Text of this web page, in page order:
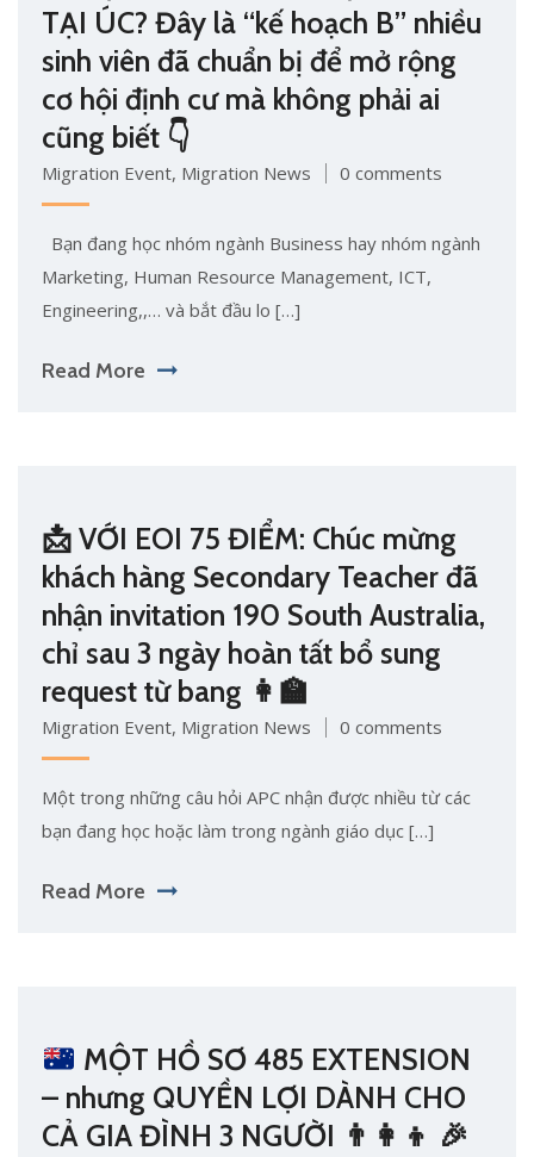
TẠI ÚC? Đây là “kế hoạch B” nhiều
sinh viên đã chuẩn bị để mở rộng
cơ hội định cư mà không phải ai
cũng biết 👇
Migration Event, Migration News 0 comments
Bạn đang học nhóm ngành Business hay nhóm ngành
Marketing, Human Resource Management, ICT,
Engineering,,… và bắt đầu lo […]
Read More
📩 VỚI EOI 75 ĐIỂM: Chúc mừng
khách hàng Secondary Teacher đã
nhận invitation 190 South Australia,
chỉ sau 3 ngày hoàn tất bổ sung
request từ bang 👩‍🏫
Migration Event, Migration News 0 comments
Một trong những câu hỏi APC nhận được nhiều từ các
bạn đang học hoặc làm trong ngành giáo dục […]
Read More
MỘT HỒ SƠ 485 EXTENSION
– nhưng QUYỀN LỢI DÀNH CHO
CẢ GIA ĐÌNH 3 NGƯỜI 👨‍👩‍👦 🎉